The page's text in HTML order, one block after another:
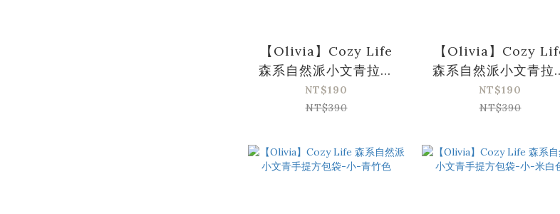
【Olivia】Cozy Life
森系自然派小文青拉鍊
收納包-青竹色
NT$190
NT$390
【Olivia】Cozy
森系自然派小文青拉
收納包-白灰色
NT$190
NT$390